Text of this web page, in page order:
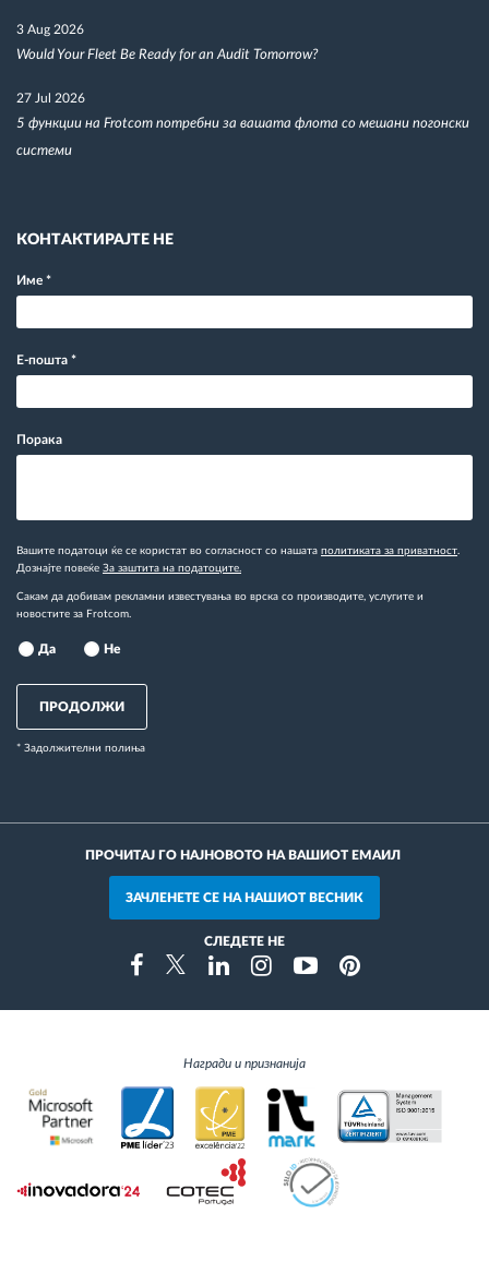
3 Aug 2026
Would Your Fleet Be Ready for an Audit Tomorrow?
27 Jul 2026
5 функции на Frotcom потребни за вашата флота со мешани погонски
системи
КОНТАКТИРАЈТЕ НЕ
Име *
Е-пошта *
Порака
Вашите податоци ќе се користат во согласност со нашата политиката за приватност
Дознајте повеќе За заштита на податоците.
Сакам да добивам рекламни известувања во врска со производите, услугите и
новостите за Frotcom.
Да Не
ПРОДОЛЖИ
* Задолжителни полиња
ПРОЧИТАЈ ГО НАЈНОВОТО НА ВАШИОТ ЕМАИЛ
ЗАЧЛЕНЕТЕ СЕ НА НАШИОТ ВЕСНИК
СЛЕДЕТЕ НЕ
FacebookTwitterLinkedinInstragramYoutubePinterest
Награди и признанија